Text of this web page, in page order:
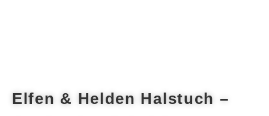
Elfen & Helden Halstuch –